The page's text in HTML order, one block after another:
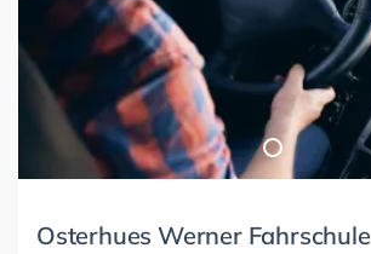
Osterhues Werner Fahrschule